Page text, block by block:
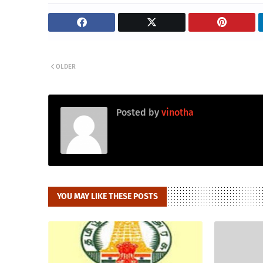
OLDER
Posted by vinotha
YOU MAY LIKE THESE POSTS